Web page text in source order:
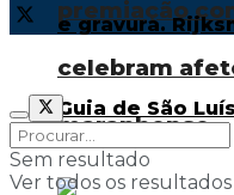
premiação
celebram
maranhense
Sem resultado
Ver todos os resultados